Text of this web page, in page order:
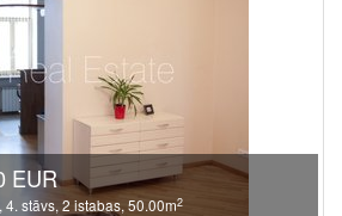
EUR
stāvs, 2 istabas, 50.00m2